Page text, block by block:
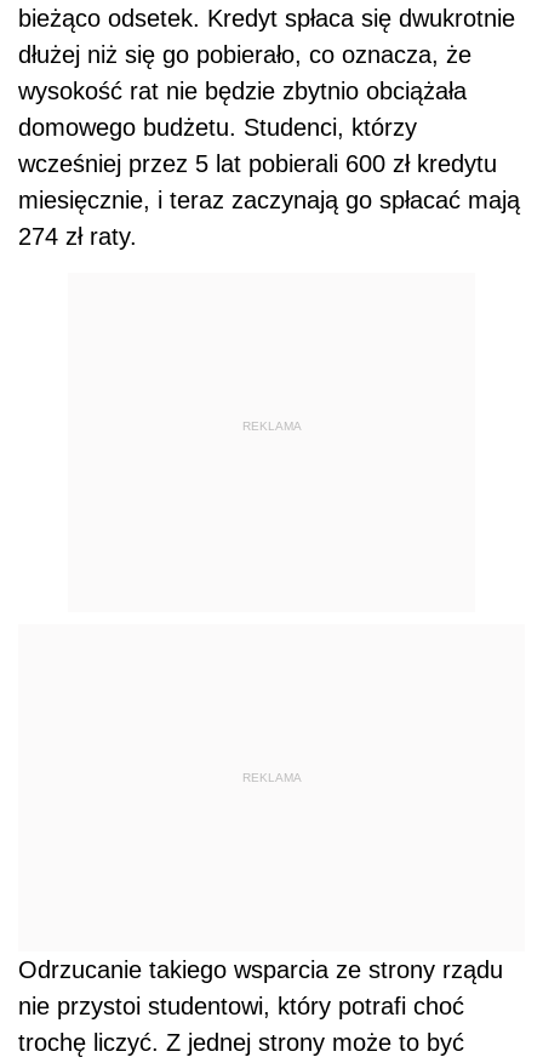
bieżąco odsetek. Kredyt spłaca się dwukrotnie
dłużej niż się go pobierało, co oznacza, że
wysokość rat nie będzie zbytnio obciążała
domowego budżetu. Studenci, którzy
wcześniej przez 5 lat pobierali 600 zł kredytu
miesięcznie, i teraz zaczynają go spłacać mają
274 zł raty.
REKLAMA
REKLAMA
Odrzucanie takiego wsparcia ze strony rządu
nie przystoi studentowi, który potrafi choć
trochę liczyć. Z jednej strony może to być